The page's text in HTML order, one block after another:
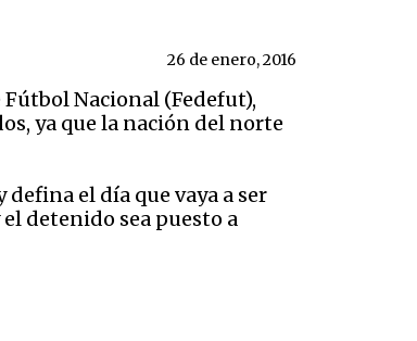
26 de enero, 2016
Nacional (Fedefut),
ya que la nación del norte
el día que vaya a ser
detenido sea puesto a